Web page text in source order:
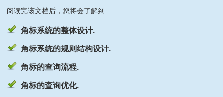
阅读完该文档后，您将会了解到:
角标系统的整体设计.
角标系统的规则结构设计.
角标的查询流程.
角标的查询优化.